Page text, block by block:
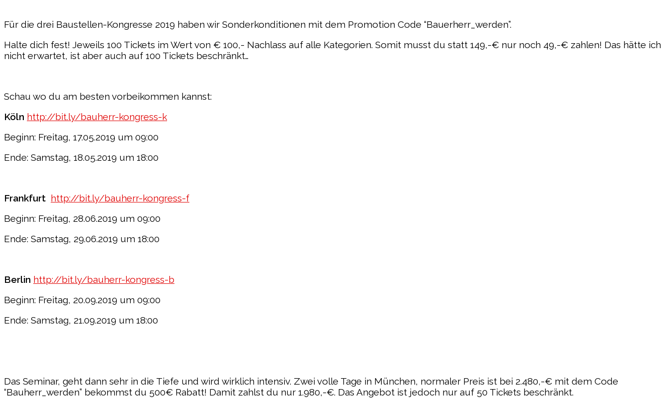
Für die drei Baustellen-Kongresse 2019 haben wir Sonderkonditionen mit dem Promotion Code “Bauerherr_werden”.
Halte dich fest! Jeweils 100 Tickets im Wert von € 100,- Nachlass auf alle Kategorien. Somit musst du statt 149,-€ nur noch 49,-€ zahlen! Das hätte ich
nicht erwartet, ist aber auch auf 100 Tickets beschränkt…
Schau wo du am besten vorbeikommen kannst:
Köln http://bit.ly/bauherr-kongress-k
Beginn: Freitag, 17.05.2019 um 09:00
Ende: Samstag, 18.05.2019 um 18:00
Frankfurt http://bit.ly/bauherr-kongress-f
Beginn: Freitag, 28.06.2019 um 09:00
Ende: Samstag, 29.06.2019 um 18:00
Berlin http://bit.ly/bauherr-kongress-b
Beginn: Freitag, 20.09.2019 um 09:00
Ende: Samstag, 21.09.2019 um 18:00
Das Seminar, geht dann sehr in die Tiefe und wird wirklich intensiv. Zwei volle Tage in München, normaler Preis ist bei 2.480,-€ mit dem Code
“Bauherr_werden” bekommst du 500€ Rabatt! Damit zahlst du nur 1.980,-€. Das Angebot ist jedoch nur auf 50 Tickets beschränkt.